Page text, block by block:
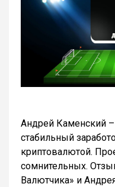
Андрей Каменский
стабильный
криптовалютой.
сомнительных.
Валютчика» и